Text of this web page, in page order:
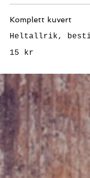
Komplett kuvert
Heltallrik,
15 kr